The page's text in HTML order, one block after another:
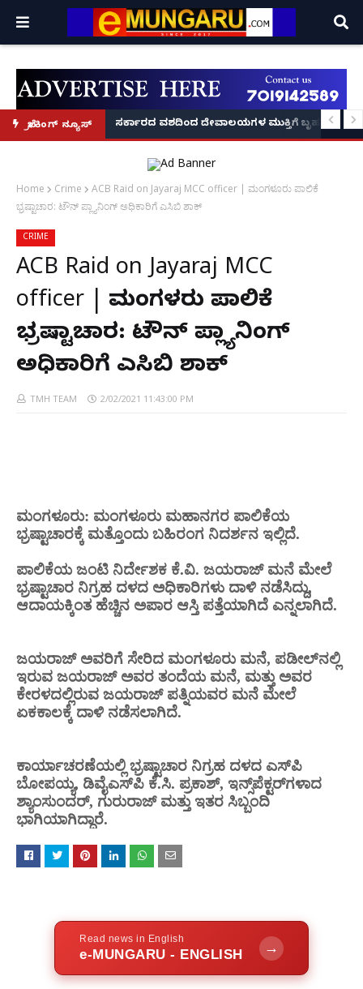
ಬ್ರೇಕಿಂಗ್ ನ್ಯೂಸ್
ಆರಂಭ' – ಸಚಿವ ಯು.ಟಿ. ಖಾದರ್ ಅಭಯ!ಸರ್ಕಾರದ ವಶದಿಂದ ದೇವಾಲಯಗಳ ಮುಕ್ತಿಗೆ ಬೃಹತ್
Home Crime
ACB Raid on Jayaraj MCC officer | ಮಂಗಳೂರು ಪಾಲಿಕೆ
ಭ್ರಷ್ಟಾಚಾರ: ಟೌನ್ ಪ್ಲ್ಯಾನಿಂಗ್ ಅಧಿಕಾರಿಗೆ ಎಸಿಬಿ ಶಾಕ್
CRIME
ACB Raid on Jayaraj MCC
officer | ಮಂಗಳೂರು ಪಾಲಿಕೆ
ಭ್ರಷ್ಟಾಚಾರ: ಟೌನ್ ಪ್ಲ್ಯಾನಿಂಗ್
ಅಧಿಕಾರಿಗೆ ಎಸಿಬಿ ಶಾಕ್
TMH TEAM 2/02/2021 11:43:00 PM
ಮಂಗಳೂರು: ಮಂಗಳೂರು ಮಹಾನಗರ ಪಾಲಿಕೆಯ
ಭ್ರಷ್ಟಾಚಾರಕ್ಕೆ ಮತ್ತೊಂದು ಬಹಿರಂಗ ನಿದರ್ಶನ ಇಲ್ಲಿದೆ.
ಪಾಲಿಕೆಯ ಜಂಟಿ ನಿರ್ದೇಶಕ ಕೆ.ವಿ. ಜಯರಾಜ್ ಮನೆ ಮೇಲೆ
ಭ್ರಷ್ಟಾಚಾರ ನಿಗ್ರಹ ದಳದ ಅಧಿಕಾರಿಗಳು ದಾಳಿ ನಡೆಸಿದ್ದು,
ಆದಾಯಕ್ಕಿಂತ ಹೆಚ್ಚಿನ ಅಪಾರ ಆಸ್ತಿ ಪತ್ತೆಯಾಗಿದೆ ಎನ್ನಲಾಗಿದೆ.
ಜಯರಾಜ್ ಅವರಿಗೆ ಸೇರಿದ ಮಂಗಳೂರು ಮನೆ, ಪಡೀಲ್‌ನಲ್ಲಿ
ಇರುವ ಜಯರಾಜ್ ಅವರ ತಂದೆಯ ಮನೆ, ಮತ್ತು ಅವರ
ಕೇರಳದಲ್ಲಿರುವ ಜಯರಾಜ್ ಪತ್ನಿಯವರ ಮನೆ ಮೇಲೆ
ಏಕಕಾಲಕ್ಕೆ ದಾಳಿ ನಡೆಸಲಾಗಿದೆ.
ಕಾರ್ಯಾಚರಣೆಯಲ್ಲಿ ಭ್ರಷ್ಟಾಚಾರ ನಿಗ್ರಹ ದಳದ ಎಸ್‌ಪಿ
ಬೋಪಯ್ಯ, ಡಿವೈಎಸ್‌ಪಿ ಕೆ.ಸಿ. ಪ್ರಕಾಶ್, ಇನ್ಸ್‌ಪೆಕ್ಟರ್‌ಗಳಾದ
ಶ್ಯಾಂಸುಂದರ್, ಗುರುರಾಜ್ ಮತ್ತು ಇತರ ಸಿಬ್ಬಂದಿ
ಭಾಗಿಯಾಗಿದ್ದಾರೆ.
Read news in English
e-MUNGARU - ENGLISH →